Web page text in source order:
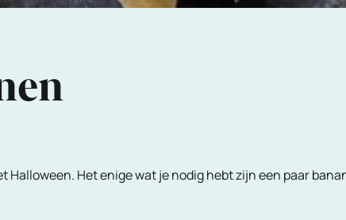
Het enige wat je nodig hebt zijn een paar